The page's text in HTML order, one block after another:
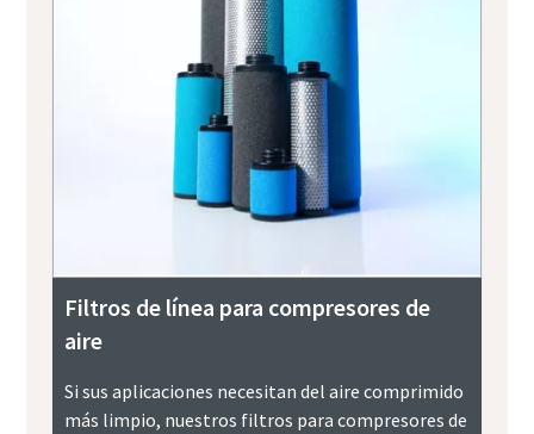
Filtros de línea para compresores de
aire
Si sus aplicaciones necesitan del aire comprimido
más limpio, nuestros filtros para compresores de